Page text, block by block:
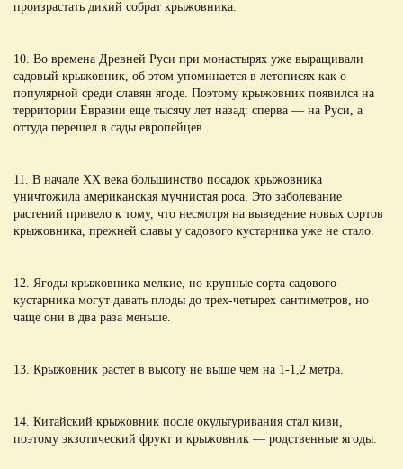
произрастать дикий собрат крыжовника.
10. Во времена Древней Руси при монастырях уже выращивали
садовый крыжовник, об этом упоминается в летописях как о
популярной среди славян ягоде. Поэтому крыжовник появился на
территории Евразии еще тысячу лет назад: сперва — на Руси, а
оттуда перешел в сады европейцев.
11. В начале XX века большинство посадок крыжовника
уничтожила американская мучнистая роса. Это заболевание
растений привело к тому, что несмотря на выведение новых сортов
крыжовника, прежней славы у садового кустарника уже не стало.
12. Ягоды крыжовника мелкие, но крупные сорта садового
кустарника могут давать плоды до трех-четырех сантиметров, но
чаще они в два раза меньше.
13. Крыжовник растет в высоту не выше чем на 1-1,2 метра.
14. Китайский крыжовник после окультуривания стал киви,
поэтому экзотический фрукт и крыжовник — родственные ягоды.